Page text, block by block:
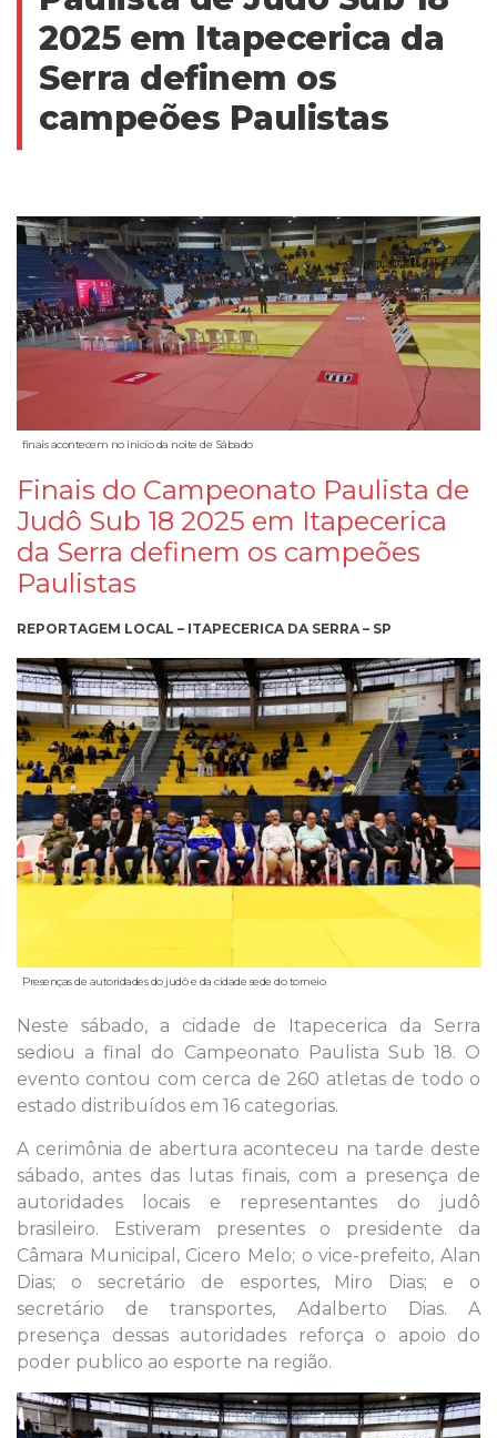
2025 em Itapecerica da
Serra definem os
campeões Paulistas
finais acontecem no inicio da noite de Sábado
Finais do Campeonato Paulista de
Judô Sub 18 2025 em Itapecerica
da Serra definem os campeões
Paulistas
REPORTAGEM LOCAL – ITAPECERICA DA SERRA – SP
Presenças de autoridades do judô e da cidade sede do torneio
Neste sábado, a cidade de Itapecerica da Serra
sediou a final do Campeonato Paulista Sub 18. O
evento contou com cerca de 260 atletas de todo o
estado distribuídos em 16 categorias.
A cerimônia de abertura aconteceu na tarde deste
sábado, antes das lutas finais, com a presença de
autoridades locais e representantes do judô
brasileiro. Estiveram presentes o presidente da
Câmara Municipal, Cicero Melo; o vice-prefeito, Alan
Dias; o secretário de esportes, Miro Dias; e o
secretário de transportes, Adalberto Dias. A
presença dessas autoridades reforça o apoio do
poder publico ao esporte na região.